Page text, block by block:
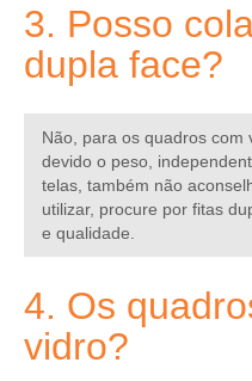
3. Posso
dupla face?
Não, para os quadros com
devido o peso,
telas, também não
utilizar, procure por fitas
e qualidade.
4. Os
vidro?